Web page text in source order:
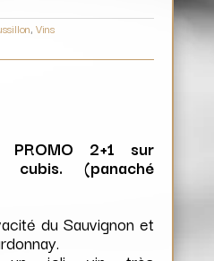
, Vins
2+1 sur
cubis. (panaché
du Sauvignon et